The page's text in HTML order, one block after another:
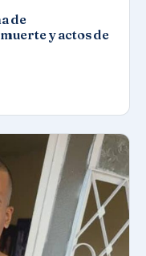
de
y actos de